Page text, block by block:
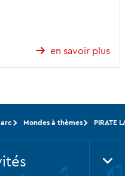
en savoir plus
Mondes à thèmes PIRATE